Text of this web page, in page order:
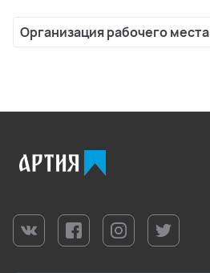
Организация рабочего места